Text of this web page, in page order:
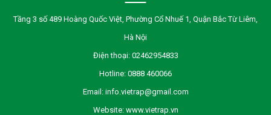
Tầng 3 số 489 Hoàng Quốc Việt, Phường Cổ Nhuế 1, Quận Bắc Từ Liêm,
Hà Nội
Điện thoại:02462954833
Hotline: 0888 460066
Email:info.vietrap@gmail.com
Website:www.vietrap.vn